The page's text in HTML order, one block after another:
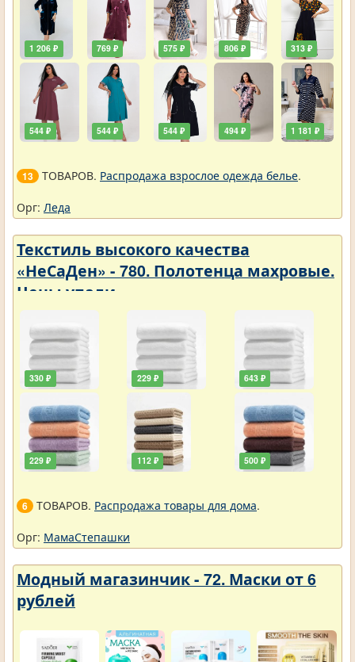
1 206 ₽
544 ₽
769 ₽
544 ₽
575 ₽
544 ₽
806 ₽
494 ₽
313 ₽
1 181 ₽
13 ТОВАРОВ. Распродажа взрослое одежда белье.
Орг: Леда
Текстиль высокого качества
«НеСаДен» - 780. Полотенца махровые.
Цены упали
330 ₽
229 ₽
229 ₽
112 ₽
643 ₽
500 ₽
6 ТОВАРОВ. Распродажа товары для дома.
Орг: МамаСтепашки
Модный магазинчик - 72. Маски от 6
рублей